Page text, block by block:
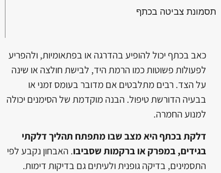
תסמונת צביטה בכתף
כאב בכתף יכול להופיע בהדרגה או בפתאומיות, ולהפריע
לפעולות פשוטות כמו הרמת היד, לבישת חולצה או שינה
על הצד. רבים מתלבטים אם מדובר בעומס זמני או
בבעיה הדורשת טיפול. הבנה מוקדמת של הסימנים יכולה
למנוע החמרה.
דלקת בכתף היא מצב שבו מתפתח תהליך דלקתי
בגידים, במפרק או ברקמות שסביבו. האבחון נקבע לפי
התסמינים, בדיקה גופנית ולעיתים גם בדיקות דימות.